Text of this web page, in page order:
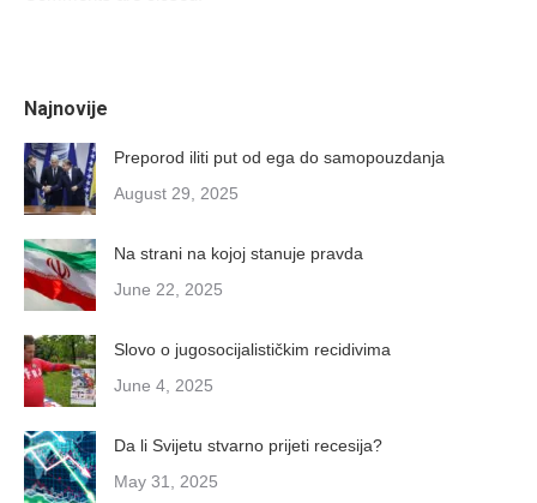
Najnovije
Preporod iliti put od ega do samopouzdanja
August 29, 2025
Na strani na kojoj stanuje pravda
June 22, 2025
Slovo o jugosocijalističkim recidivima
June 4, 2025
Da li Svijetu stvarno prijeti recesija?
May 31, 2025